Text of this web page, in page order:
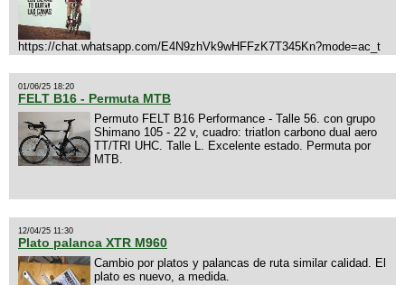
https://chat.whatsapp.com/E4N9zhVk9wHFFzK7T345Kn?mode=ac_t
01/06/25 18:20
FELT B16 - Permuta MTB
Permuto FELT B16 Performance - Talle 56. con grupo
Shimano 105 - 22 v, cuadro: triatlon carbono dual aero
TT/TRI UHC. Talle L. Excelente estado. Permuta por
MTB.
12/04/25 11:30
Plato palanca XTR M960
Cambio por platos y palancas de ruta similar calidad. El
plato es nuevo, a medida.